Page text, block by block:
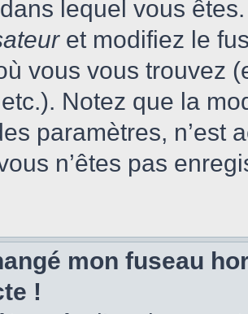
lequel vous
et modifiez le
vous vous trouvez
Notez que la
paramètres, n’est
n’êtes pas
mon fuseau
!